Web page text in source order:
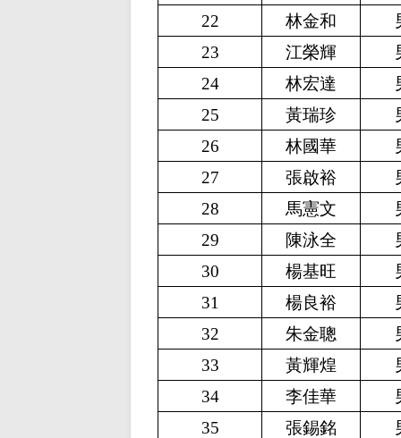
22
林金和
23
江榮輝
24
林宏達
25
黃瑞珍
26
林國華
27
張啟裕
28
馬憲文
29
陳泳全
30
楊基旺
31
楊良裕
32
朱金聰
33
黃輝煌
34
李佳華
35
張錫銘